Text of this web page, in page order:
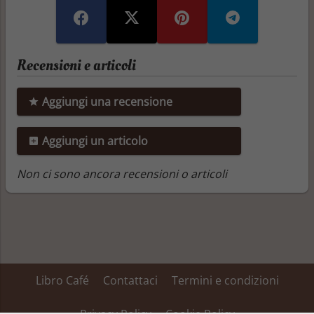
Recensioni e articoli
Aggiungi una recensione
Aggiungi un articolo
Non ci sono ancora recensioni o articoli
Libro Café Contattaci Termini e condizioni